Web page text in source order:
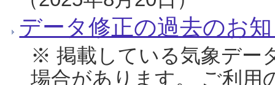
データ修正の過去のお
※ 掲載している気象デー
場合があります。 ご利用